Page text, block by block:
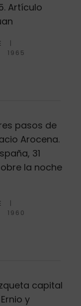
Artículo
1965
pasos de
Arocena.
31
la noche
1960
capital
y